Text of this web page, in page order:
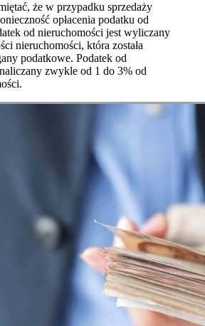
że w przypadku sprzedaży
opłacenia podatku od
od nieruchomości jest wyliczany
nieruchomości, która została
podatkowe. Podatek od
zwykle od 1 do 3% od